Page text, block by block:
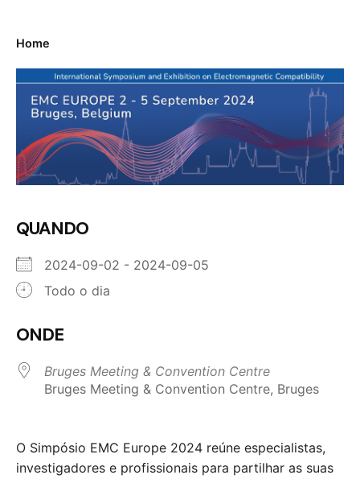
Home
QUANDO
2024-09-02 - 2024-09-05
Todo o dia
ONDE
Bruges Meeting & Convention Centre
Bruges Meeting & Convention Centre, Bruges
O Simpósio EMC Europe 2024 reúne especialistas,
investigadores e profissionais para partilhar as suas